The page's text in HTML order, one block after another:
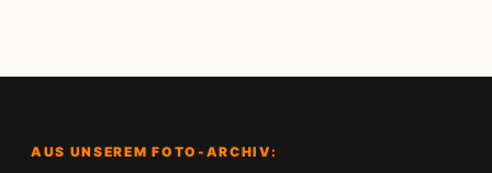
AUS UNSEREM FOTO-ARCHIV: